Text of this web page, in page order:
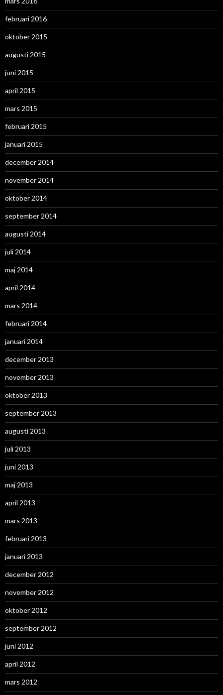
februari 2016
oktober 2015
augusti 2015
juni 2015
april 2015
mars 2015
februari 2015
januari 2015
december 2014
november 2014
oktober 2014
september 2014
augusti 2014
juli 2014
maj 2014
april 2014
mars 2014
februari 2014
januari 2014
december 2013
november 2013
oktober 2013
september 2013
augusti 2013
juli 2013
juni 2013
maj 2013
april 2013
mars 2013
februari 2013
januari 2013
december 2012
november 2012
oktober 2012
september 2012
juni 2012
april 2012
mars 2012